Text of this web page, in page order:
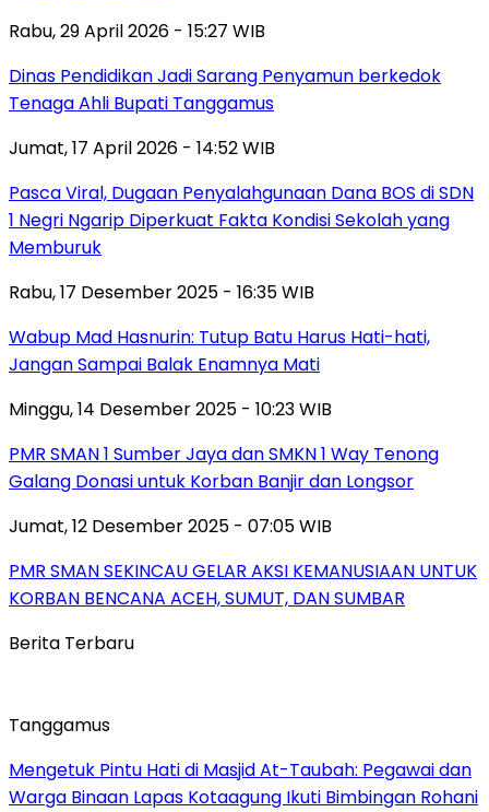
Rabu, 29 April 2026 - 15:27 WIB
Dinas Pendidikan Jadi Sarang Penyamun berkedok
Tenaga Ahli Bupati Tanggamus
Jumat, 17 April 2026 - 14:52 WIB
Pasca Viral, Dugaan Penyalahgunaan Dana BOS di SDN
1 Negri Ngarip Diperkuat Fakta Kondisi Sekolah yang
Memburuk
Rabu, 17 Desember 2025 - 16:35 WIB
Wabup Mad Hasnurin: Tutup Batu Harus Hati-hati,
Jangan Sampai Balak Enamnya Mati
Minggu, 14 Desember 2025 - 10:23 WIB
PMR SMAN 1 Sumber Jaya dan SMKN 1 Way Tenong
Galang Donasi untuk Korban Banjir dan Longsor
Jumat, 12 Desember 2025 - 07:05 WIB
PMR SMAN SEKINCAU GELAR AKSI KEMANUSIAAN UNTUK
KORBAN BENCANA ACEH, SUMUT, DAN SUMBAR
Berita Terbaru
Tanggamus
Mengetuk Pintu Hati di Masjid At-Taubah: Pegawai dan
Warga Binaan Lapas Kotaagung Ikuti Bimbingan Rohani